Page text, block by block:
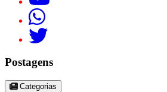
Postagens
Categorias